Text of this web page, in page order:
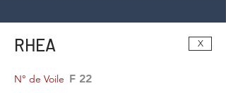
RHEA X
F 22
N° de Voile